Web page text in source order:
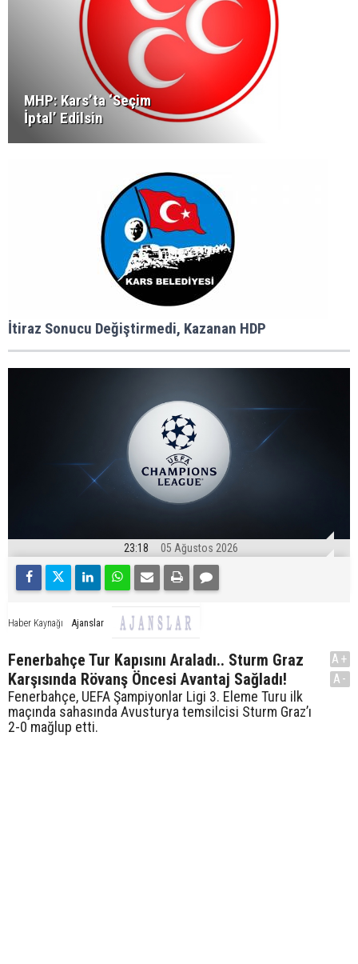
MHP: Kars’ta ‘Seçim
İptal’ Edilsin
İtiraz Sonucu Değiştirmedi, Kazanan HDP
23:18 05 Ağustos 2026
Haber Kaynağı Ajanslar
Fenerbahçe Tur Kapısını Araladı.. Sturm Graz
Karşısında Rövanş Öncesi Avantaj Sağladı!
Fenerbahçe, UEFA Şampiyonlar Ligi 3. Eleme Turu ilk
maçında sahasında Avusturya temsilcisi Sturm Graz’ı
2-0 mağlup etti.
A+
A-